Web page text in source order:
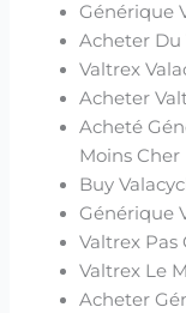
Générique
Acheter Du
Valtrex
Acheter
Acheté
Moins Cher
Buy
Générique
Valtrex Pas
Valtrex Le
Acheter